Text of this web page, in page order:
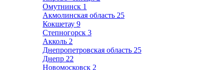
Омутнинск 1
Акмолинская область 25
Кокшетау 9
Степногорск 3
Акколь 2
Днепропетровская область 25
Днепр 22
Новомосковск 2